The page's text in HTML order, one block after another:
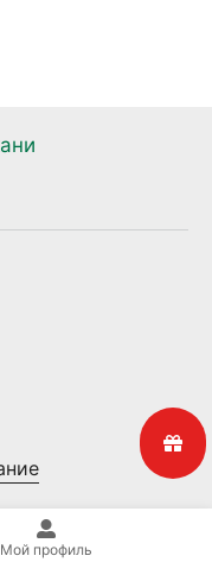
Мой профиль